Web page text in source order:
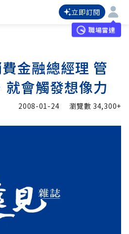
立即訂閱
職場雷達
金融總經理 管
就會觸發想像力
2008-01-24 瀏覽數 34,300+